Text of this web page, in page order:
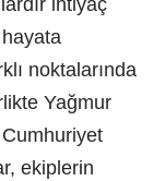
ihtiyaç
hayata
noktalarında
Yağmur
ekiplerin